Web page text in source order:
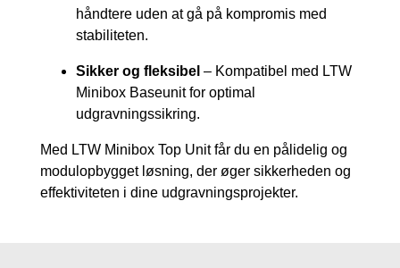
håndtere uden at gå på kompromis med
stabiliteten.
Sikker og fleksibel – Kompatibel med LTW
Minibox Baseunit for optimal
udgravningssikring.
Med LTW Minibox Top Unit får du en pålidelig og
modulopbygget løsning, der øger sikkerheden og
effektiviteten i dine udgravningsprojekter.